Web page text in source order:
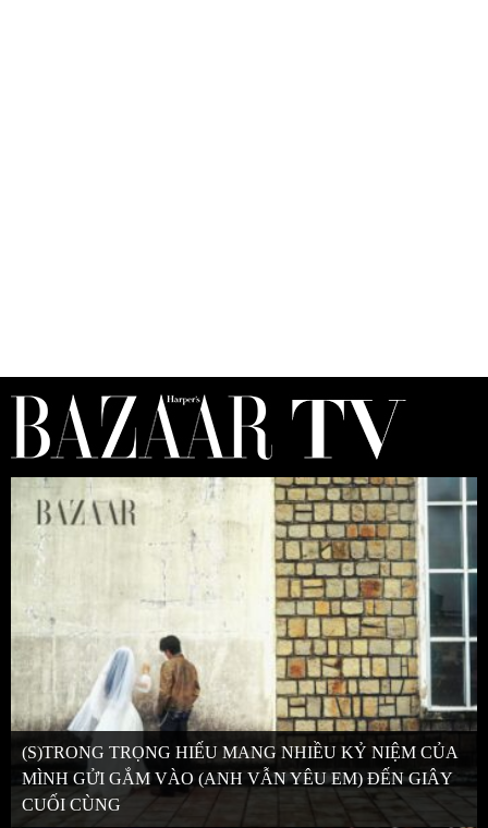
(S)TRONG TRỌNG HIẾU MANG NHIỀU KỶ NIỆM CỦA
MÌNH GỬI GẮM VÀO (ANH VẪN YÊU EM) ĐẾN GIÂY
CUỐI CÙNG